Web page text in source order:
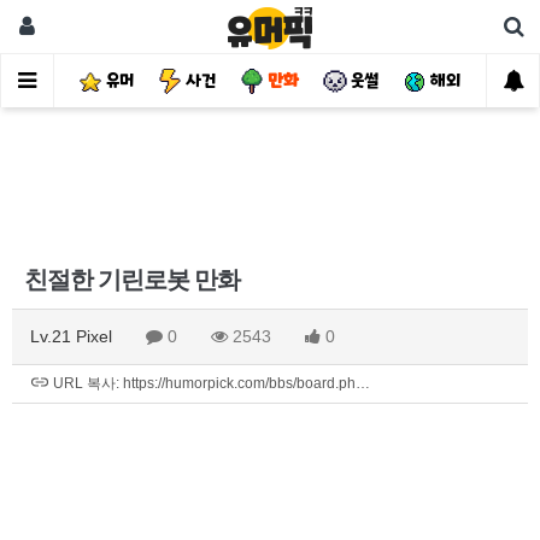
유머 사건 만화 웃썰 해외 핫
친절한 기린로봇 만화
Lv.21 Pixel 0 2543 0
URL 복사: https://humorpick.com/bbs/board.ph…